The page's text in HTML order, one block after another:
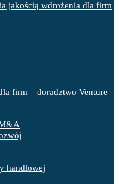
jakością wdrożenia dla firm
firm – doradztwo Venture
handlowej